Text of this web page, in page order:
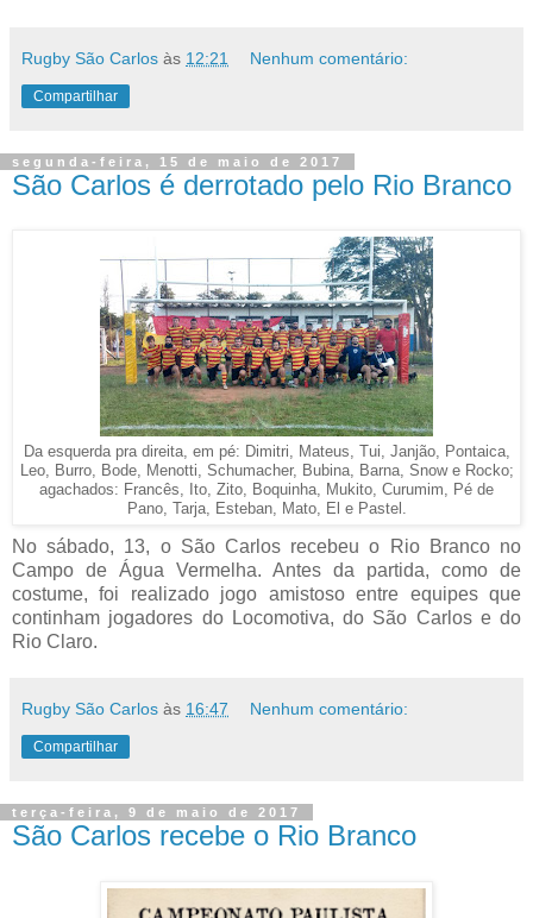
Rugby São Carlos às 12:21 Nenhum comentário:
Compartilhar
segunda-feira, 15 de maio de 2017
São Carlos é derrotado pelo Rio Branco
Da esquerda pra direita, em pé: Dimitri, Mateus, Tui, Janjão, Pontaica,
Leo, Burro, Bode, Menotti, Schumacher, Bubina, Barna, Snow e Rocko;
agachados: Francês, Ito, Zito, Boquinha, Mukito, Curumim, Pé de
Pano, Tarja, Esteban, Mato, El e Pastel.
No sábado, 13, o São Carlos recebeu o Rio Branco no
Campo de Água Vermelha. Antes da partida, como de
costume, foi realizado jogo amistoso entre equipes que
continham jogadores do Locomotiva, do São Carlos e do
Rio Claro.
Rugby São Carlos às 16:47 Nenhum comentário:
Compartilhar
terça-feira, 9 de maio de 2017
São Carlos recebe o Rio Branco